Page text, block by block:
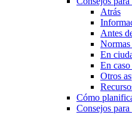
Atrás
Antes
Normas
En
En
Otros
Cómo
Consejos